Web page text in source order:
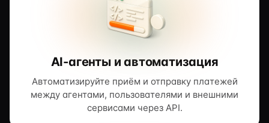
AI-агенты и автоматизация
Автоматизируйте приём и отправку платежей
между агентами, пользователями и внешними
сервисами через API.